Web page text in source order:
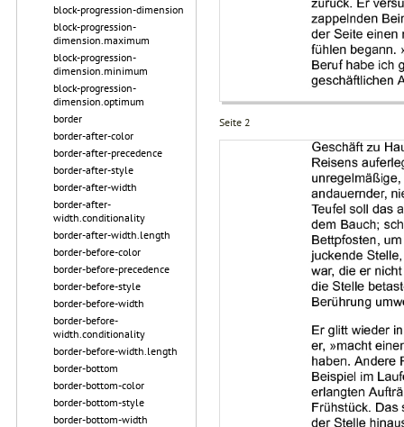
block-progression-dimension
block-progression-
dimension.maximum
block-progression-
dimension.minimum
block-progression-
dimension.optimum
border
border-after-color
border-after-precedence
border-after-style
border-after-width
border-after-
width.conditionality
border-after-width.length
border-before-color
border-before-precedence
border-before-style
border-before-width
border-before-
width.conditionality
border-before-width.length
border-bottom
border-bottom-color
border-bottom-style
border-bottom-width
Seite 2